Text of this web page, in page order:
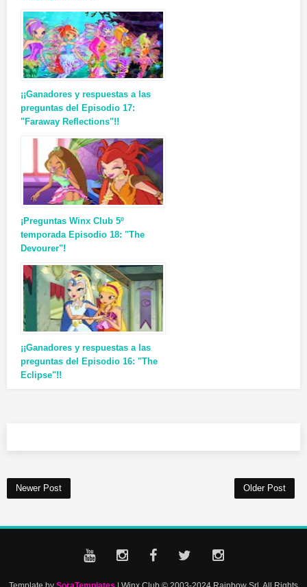
¡¡Ganadores y respuestas a las
preguntas del Episodio 17:
"Faraway Reflections"!!
¡Preguntas Winx Club 5º
temporada Episodio 18: "The
Devourer"!
¡¡Ganadores y respuestas a las
preguntas del Episodio 16: "The
Eclipse"!!
Newer Post Older Post